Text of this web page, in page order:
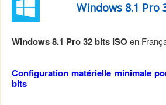
Windows 8.1 Pro
Windows 8.1 Pro 32 bits ISO en
Configuration matérielle minimale
bits